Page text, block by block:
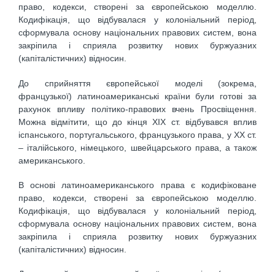
право, кодекси, створені за європейською моделлю.
Кодифікація, що відбувалася у колоніальний період,
сформувала основу національних правових систем, вона
закріпила і сприяла розвитку нових буржуазних
(капіталістичних) відносин.
До сприйняття європейської моделі (зокрема,
французької) латиноамериканські країни були готові за
рахунок впливу політико-правових вчень Просвіщення.
Можна відмітити, що до кінця ХІХ ст. відбувався вплив
іспанського, португальського, французького права, у ХХ ст.
– італійського, німецького, швейцарського права, а також
американського.
В основі латиноамериканського права є кодифіковане
право, кодекси, створені за європейською моделлю.
Кодифікація, що відбувалася у колоніальний період,
сформувала основу національних правових систем, вона
закріпила і сприяла розвитку нових буржуазних
(капіталістичних) відносин.